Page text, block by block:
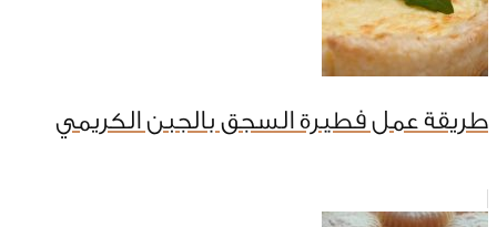
طريقة عمل فطيرة السجق بالجبن الكريمي